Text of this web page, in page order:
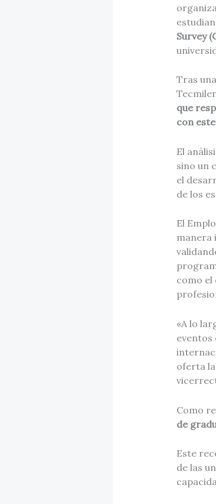
Survey
Tras
que
con
El
sino un
el
de los
El
manera
como el
«A lo
eventos
oferta
Como
de
Este
de las